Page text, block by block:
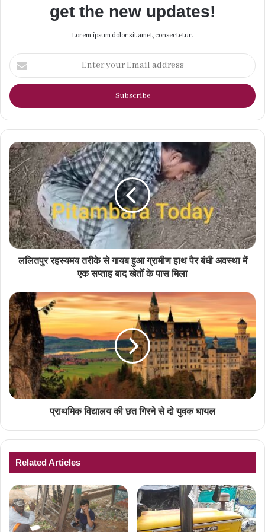
get the new updates!
Lorem ipsum dolor sit amet, consectetur.
Enter
your
Email
address
ललितपुर रहस्यमय तरीके से गायब हुआ ग्रामीण हाथ पैर बंधी अवस्था में
एक सप्ताह बाद खेतोँ के पास मिला
प्राथमिक विद्यालय की छत गिरने से दो युवक घायल
Related Articles